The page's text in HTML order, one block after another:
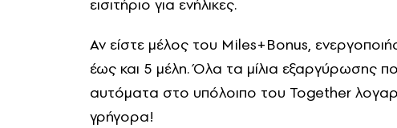
εισιτήριο για ενήλικες.
Αν είστε μέλος του Miles+Bonus,
έως και 5 μέλη. Όλα τα μίλια εξαργύρωσης
αυτόματα στο υπόλοιπο του Together
γρήγορα!